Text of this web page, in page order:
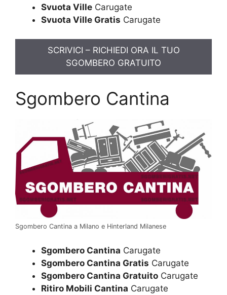
Svuota Ville Carugate
Svuota Ville Gratis Carugate
SCRIVICI – RICHIEDI ORA IL TUO
SGOMBERO GRATUITO
Sgombero Cantina
Sgombero Cantina a Milano e Hinterland Milanese
Sgombero Cantina Carugate
Sgombero Cantina Gratis Carugate
Sgombero Cantina Gratuito Carugate
Ritiro Mobili Cantina Carugate